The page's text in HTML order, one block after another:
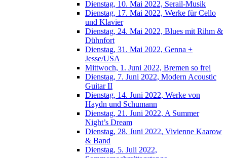
Dienstag, 10. Mai 2022, Serail-Musik
Dienstag, 17. Mai 2022, Werke für Cello
und Klavier
Dienstag, 24. Mai 2022, Blues mit Rihm &
Dühnfort
Dienstag, 31. Mai 2022, Genna +
Jesse/USA
Mittwoch, 1. Juni 2022, Bremen so frei
Dienstag, 7. Juni 2022, Modern Acoustic
Guitar II
Dienstag, 14. Juni 2022, Werke von
Haydn und Schumann
Dienstag, 21. Juni 2022, A Summer
Night’s Dream
Dienstag, 28. Juni 2022, Vivienne Kaarow
& Band
Dienstag, 5. Juli 2022,